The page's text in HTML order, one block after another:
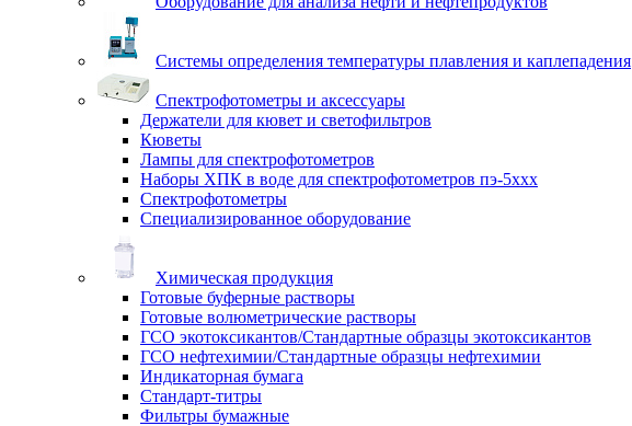
Системы определения температуры плавления и каплепадения
Спектрофотометры и аксессуары
Держатели для кювет и светофильтров
Кюветы
Лампы для спектрофотометров
Наборы ХПК в воде для спектрофотометров пэ-5ххх
Спектрофотометры
Специализированное оборудование
Химическая продукция
Готовые буферные растворы
Готовые волюметрические растворы
ГСО экотоксикантов/Стандартные образцы экотоксикантов
ГСО нефтехимии/Стандартные образцы нефтехимии
Индикаторная бумага
Стандарт-титры
Фильтры бумажные